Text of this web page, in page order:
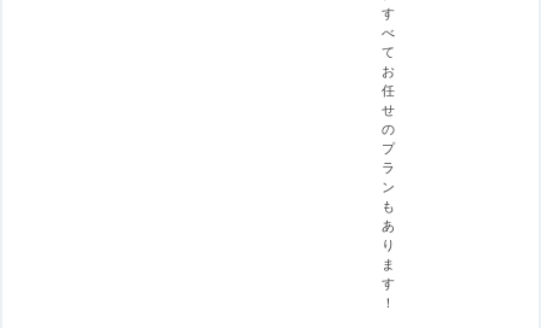
す
べ
て
お
任
せ
の
プ
ラ
ン
も
あ
り
ま
す
！